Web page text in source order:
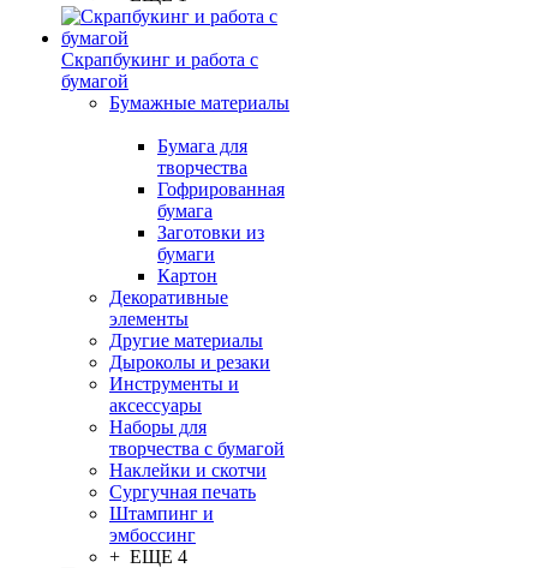
Скрапбукинг и работа с
бумагой
Бумажные материалы
Бумага для
творчества
Гофрированная
бумага
Заготовки из
бумаги
Картон
Декоративные
элементы
Другие материалы
Дыроколы и резаки
Инструменты и
аксессуары
Наборы для
творчества с бумагой
Наклейки и скотчи
Сургучная печать
Штампинг и
эмбоссинг
+ ЕЩЕ 4